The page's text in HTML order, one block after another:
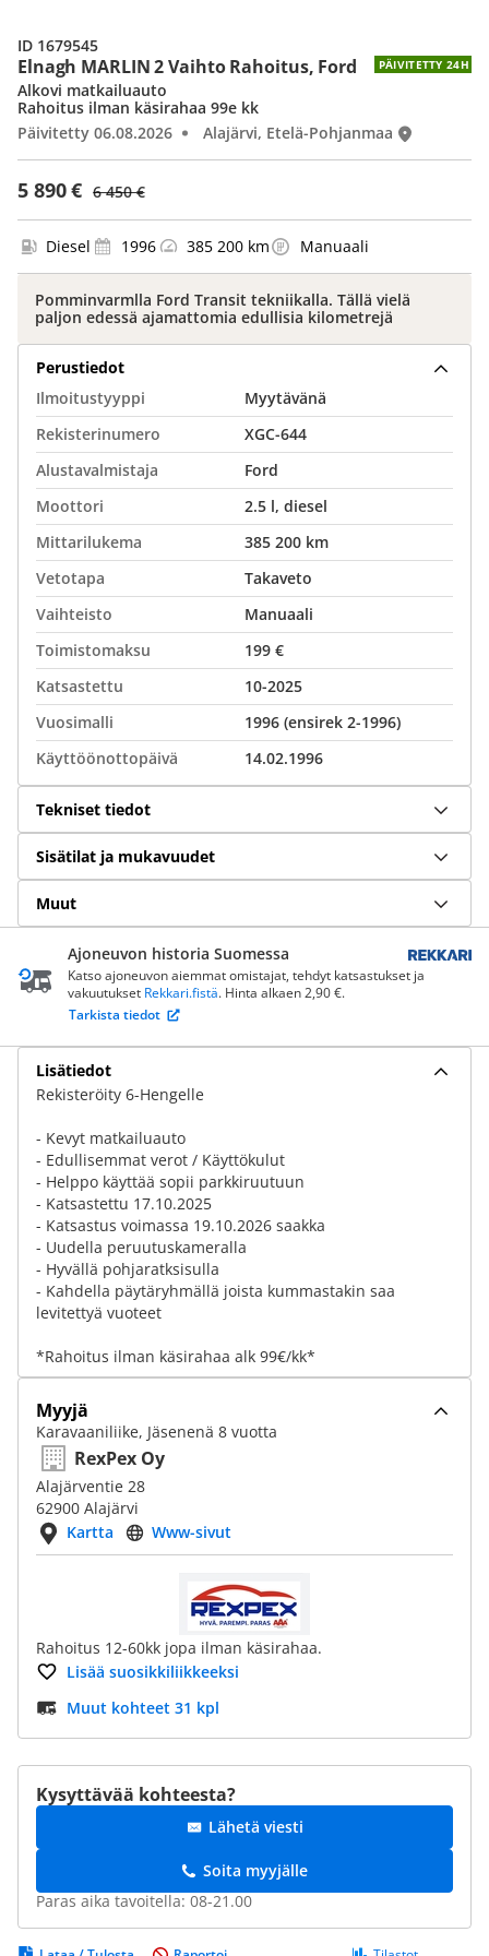
Elnagh MARLIN 2 Vaihto Rahoitus, Ford PÄIVITETTY 24H
5 890 € 6 450 €
Alkovi matkailuauto
Rahoitus ilman käsirahaa 99e kk
Päivitetty 06.08.2026
Alajärvi, Etelä-Pohjanmaa
ID 1679545
Diesel 1996 385 200 km Manuaali
Pomminvarmlla Ford Transit tekniikalla. Tällä vielä
paljon edessä ajamattomia edullisia kilometrejä
Perustiedot
Ilmoitustyyppi
Myytävänä
Rekisterinumero
XGC-644
Alustavalmistaja
Ford
Moottori
2.5 l, diesel
Mittarilukema
385 200 km
Vetotapa
Takaveto
Vaihteisto
Manuaali
Toimistomaksu
199 €
Katsastettu
10-2025
Vuosimalli
1996 (ensirek 2-1996)
Käyttöönottopäivä
14.02.1996
Tekniset tiedot
Sisätilat ja mukavuudet
Muut
Ajoneuvon historia Suomessa
Katso ajoneuvon aiemmat omistajat, tehdyt katsastukset ja
vakuutukset Rekkari.fistä. Hinta alkaen 2,90 €.
Tarkista tiedot
Lisätiedot
Rekisteröity 6-Hengelle
- Kevyt matkailuauto
- Edullisemmat verot / Käyttökulut
- Helppo käyttää sopii parkkiruutuun
- Katsastettu 17.10.2025
- Katsastus voimassa 19.10.2026 saakka
- Uudella peruutuskameralla
- Hyvällä pohjaratksisulla
- Kahdella päytäryhmällä joista kummastakin saa
levitettyä vuoteet
*Rahoitus ilman käsirahaa alk 99€/kk*
Myyjä
Karavaaniliike, Jäsenenä 8 vuotta
RexPex Oy
Alajärventie 28
62900 Alajärvi
Kartta
Www-sivut
Rahoitus 12-60kk jopa ilman käsirahaa.
Lisää suosikkiliikkeeksi
Muut kohteet 31 kpl
Kysyttävää kohteesta?
Lähetä viesti
Soita myyjälle
Paras aika tavoitella: 08-21.00